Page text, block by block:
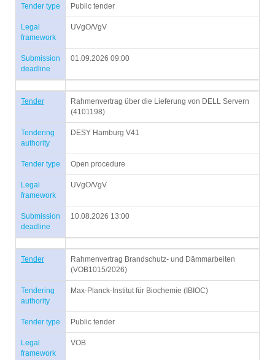
Tender type Public tender
Legal
framework
UVgO/VgV
Submission
deadline
01.09.2026 09:00
Tender
Rahmenvertrag über die Lieferung von DELL Servern
(4101198)
Tendering
authority
DESY Hamburg V41
Tender type Open procedure
Legal
framework
UVgO/VgV
Submission
deadline
10.08.2026 13:00
Tender
Rahmenvertrag Brandschutz- und Dämmarbeiten
(VOB1015/2026)
Tendering
authority
Max-Planck-Institut für Biochemie (IBIOC)
Tender type Public tender
Legal
framework
VOB